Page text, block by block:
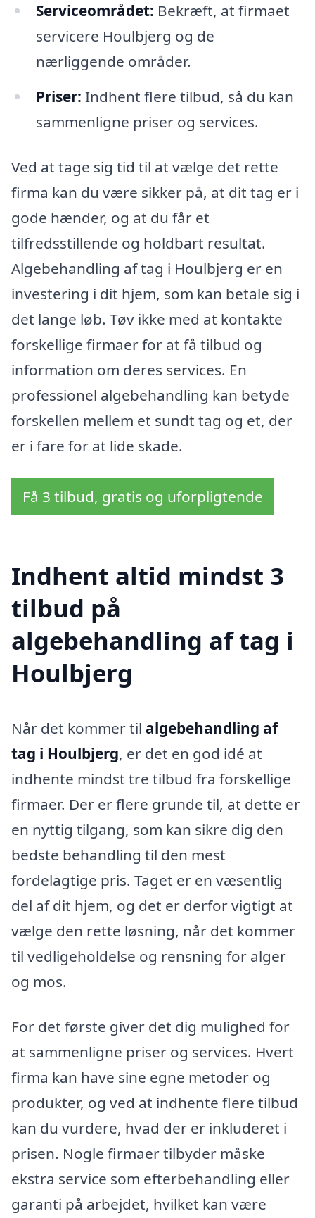
Serviceområdet: Bekræft, at firmaet
servicere Houlbjerg og de
nærliggende områder.
Priser: Indhent flere tilbud, så du kan
sammenligne priser og services.
Ved at tage sig tid til at vælge det rette
firma kan du være sikker på, at dit tag er i
gode hænder, og at du får et
tilfredsstillende og holdbart resultat.
Algebehandling af tag i Houlbjerg er en
investering i dit hjem, som kan betale sig i
det lange løb. Tøv ikke med at kontakte
forskellige firmaer for at få tilbud og
information om deres services. En
professionel algebehandling kan betyde
forskellen mellem et sundt tag og et, der
er i fare for at lide skade.
Få 3 tilbud, gratis og uforpligtende
Indhent altid mindst 3
tilbud på
algebehandling af tag i
Houlbjerg
Når det kommer til algebehandling af
tag i Houlbjerg, er det en god idé at
indhente mindst tre tilbud fra forskellige
firmaer. Der er flere grunde til, at dette er
en nyttig tilgang, som kan sikre dig den
bedste behandling til den mest
fordelagtige pris. Taget er en væsentlig
del af dit hjem, og det er derfor vigtigt at
vælge den rette løsning, når det kommer
til vedligeholdelse og rensning for alger
og mos.
For det første giver det dig mulighed for
at sammenligne priser og services. Hvert
firma kan have sine egne metoder og
produkter, og ved at indhente flere tilbud
kan du vurdere, hvad der er inkluderet i
prisen. Nogle firmaer tilbyder måske
ekstra service som efterbehandling eller
garanti på arbejdet, hvilket kan være